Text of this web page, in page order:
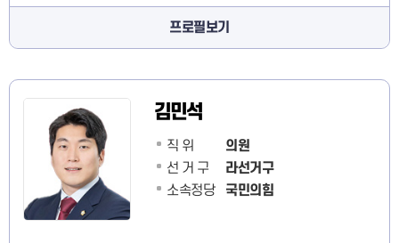
프로필보기
김민석
직 위
의원
선 거 구
라선거구
소속정당
국민의힘